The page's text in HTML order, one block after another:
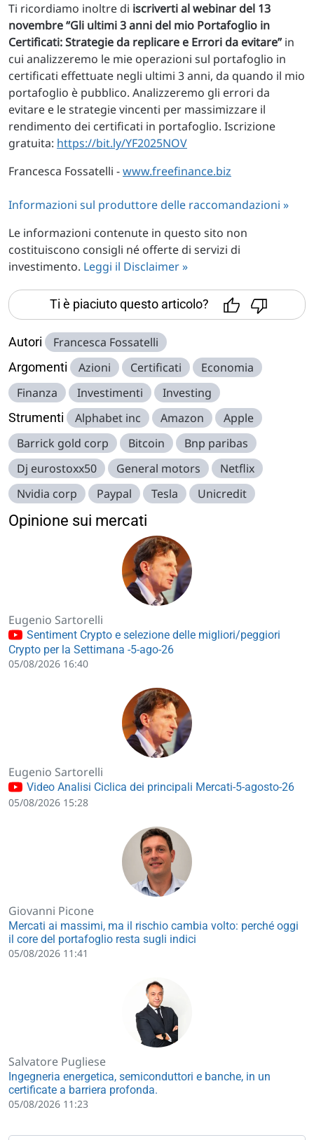
Ti ricordiamo inoltre di iscriverti al webinar del 13
novembre “Gli ultimi 3 anni del mio Portafoglio in
Certificati: Strategie da replicare e Errori da evitare”in
cui analizzeremo le mie operazioni sul portafoglio in
certificati effettuate negli ultimi 3 anni, da quando il mio
portafoglio è pubblico. Analizzeremo gli errori da
evitare e le strategie vincenti per massimizzare il
rendimento dei certificati in portafoglio. Iscrizione
gratuita: https://bit.ly/YF2025NOV
Francesca Fossatelli -www.freefinance.biz
Informazioni sul produttore delle raccomandazioni »
Le informazioni contenute in questo sito non
costituiscono consigli né offerte di servizi di
investimento. Leggi il Disclaimer »
Ti è piaciuto questo articolo?
Autori Francesca Fossatelli
Argomenti Azioni Certificati
Economia
Finanza
Investimenti Investing
Strumenti Alphabet inc Amazon
Apple
Barrick gold corp
Bitcoin
Bnp paribas
Dj eurostoxx50
General motors
Netflix
Nvidia corp
Paypal Tesla Unicredit
Opinione sui mercati
Eugenio Sartorelli
Sentiment Crypto e selezione delle migliori/peggiori
Crypto per la Settimana -5-ago-26
05/08/2026 16:40
Eugenio Sartorelli
Video Analisi Ciclica dei principali Mercati-5-agosto-26
05/08/2026 15:28
Giovanni Picone
Mercati ai massimi, ma il rischio cambia volto: perché oggi
il core del portafoglio resta sugli indici
05/08/2026 11:41
Salvatore Pugliese
Ingegneria energetica, semiconduttori e banche, in un
certificate a barriera profonda.
05/08/2026 11:23